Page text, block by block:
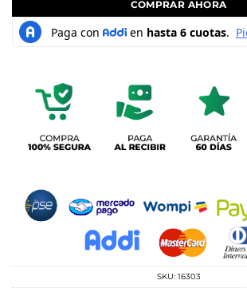
COMPRAR AHORA
SKU: 16303